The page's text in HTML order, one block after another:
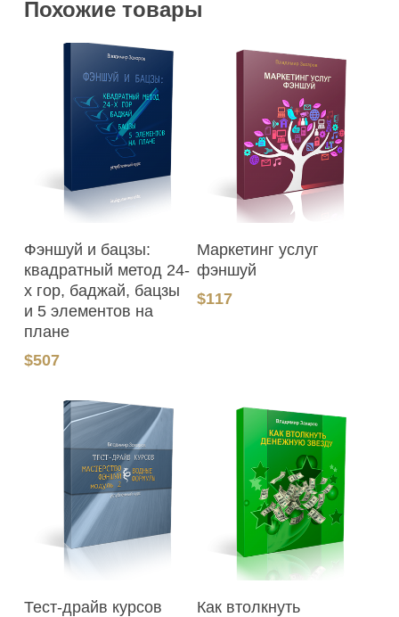
Похожие товары
В Корзину
Фэншуй и бацзы:
квадратный метод 24-
х гор, баджай, бацзы
и 5 элементов на
плане
$507
Маркетинг услуг
фэншуй
$117
В Корзину
Тест-драйв курсов
Как втолкнуть